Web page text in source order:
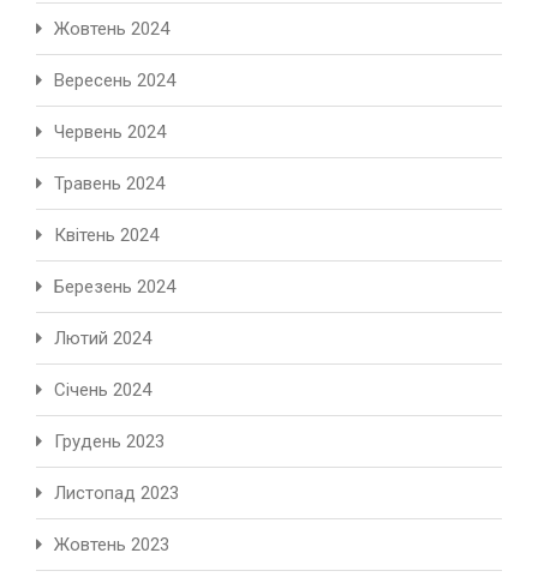
Жовтень 2024
Вересень 2024
Червень 2024
Травень 2024
Квітень 2024
Березень 2024
Лютий 2024
Січень 2024
Грудень 2023
Листопад 2023
Жовтень 2023